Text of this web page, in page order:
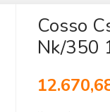
Cosso
Nk/350